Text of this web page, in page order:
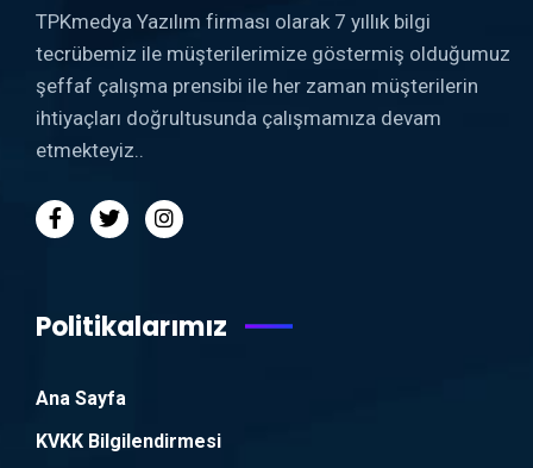
TPKmedya Yazılım firması olarak 7 yıllık bilgi
tecrübemiz ile müşterilerimize göstermiş olduğumuz
şeffaf çalışma prensibi ile her zaman müşterilerin
ihtiyaçları doğrultusunda çalışmamıza devam
etmekteyiz..
Politikalarımız
Ana Sayfa
KVKK Bilgilendirmesi